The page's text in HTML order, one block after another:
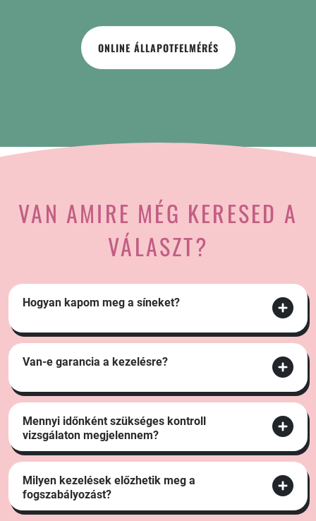
ONLINE ÁLLAPOTFELMÉRÉS
VAN AMIRE MÉG KERESED A
VÁLASZT?
Hogyan kapom meg a síneket?
Van-e garancia a kezelésre?
Mennyi időnként szükséges kontroll
vizsgálaton megjelennem?
Milyen kezelések előzhetik meg a
fogszabályozást?